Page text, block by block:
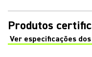
Produtos
Ver especificações
(Opens in a new tab)